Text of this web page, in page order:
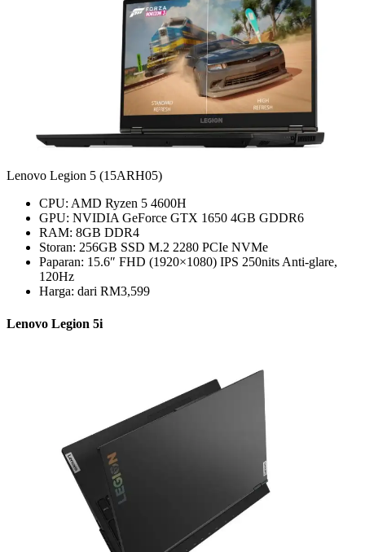
Lenovo Legion 5 (15ARH05)
CPU: AMD Ryzen 5 4600H
GPU: NVIDIA GeForce GTX 1650 4GB GDDR6
RAM: 8GB DDR4
Storan: 256GB SSD M.2 2280 PCIe NVMe
Paparan: 15.6″ FHD (1920×1080) IPS 250nits Anti-glare,
120Hz
Harga: dari RM3,599
Lenovo Legion 5i